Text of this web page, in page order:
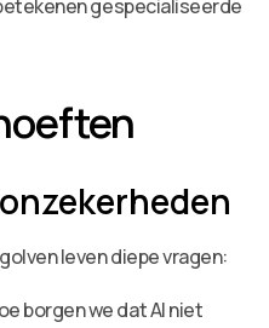
gespecialiseerde
leven diepe vragen:
borgen we dat AI niet